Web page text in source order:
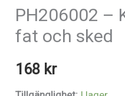
PH206002 –
fat och sked
168 kr